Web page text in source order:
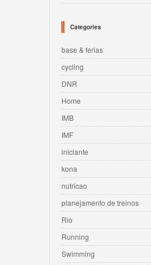
Categories
base & ferias
cycling
DNR
Home
IMB
IMF
iniciante
kona
nutricao
planejamento de treinos
Rio
Running
Swimming